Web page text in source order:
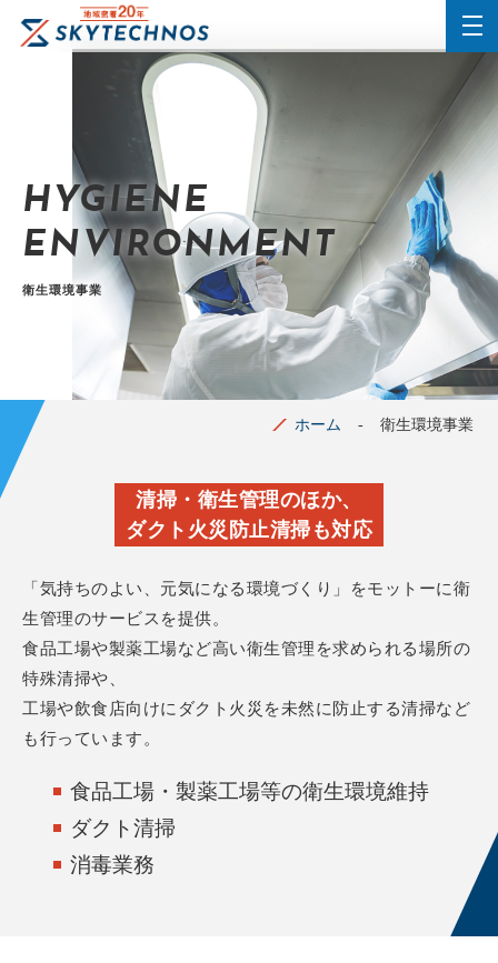
HYGIENE
ENVIRONMENT
衛生環境事業
ホーム 衛生環境事業
清掃・衛生管理のほか、
ダクト火災防止清掃も対応
「気持ちのよい、元気になる環境づくり」をモットーに衛
生管理のサービスを提供。
食品工場や製薬工場など高い衛生管理を求められる場所の
特殊清掃や、
工場や飲食店向けにダクト火災を未然に防止する清掃など
も行っています。
食品工場・製薬工場等の衛生環境維持
ダクト清掃
消毒業務